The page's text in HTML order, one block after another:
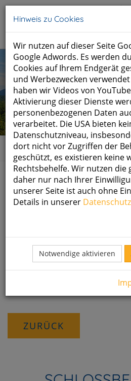
Tel: +49 (0)8651 700 50
Wir haben
30 Jahre im Dienste der
Jubiläums Pauschale April
mit Vollverpflegung und
Therapieangebot
ZURÜCK
Hinweis zu Cookies
Wir nutzen auf dieser Seite
Google Adwords. Es werden
Cookies auf Ihrem Endgerät
und Werbezwecken
haben wir Videos von
Aktivierung dieser Dienste
personenbezogenen Daten
verarbeitet. Die USA bieten
Datenschutzniveau,
dort nicht vor Zugriffen der
geschützt, es existieren keine
Rechtsbehelfe. Wir nutzen die
daher nur nach Ihrer
unserer Seite ist auch ohne
Details in unserer
Notwendige aktivieren